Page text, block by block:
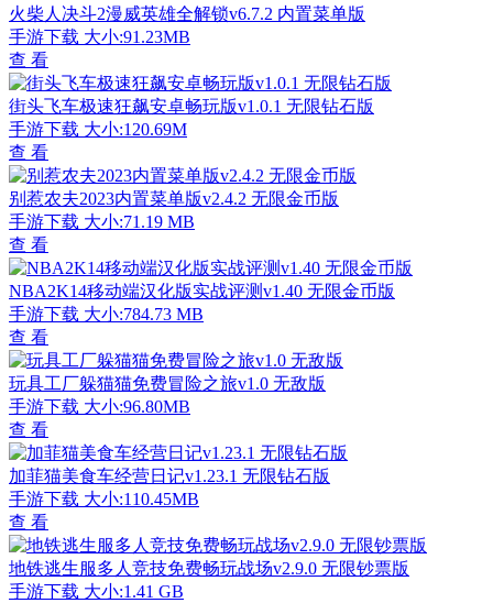
火柴人决斗2漫威英雄全解锁v6.7.2 内置菜单版
手游下载 大小:91.23MB
查 看
街头飞车极速狂飙安卓畅玩版v1.0.1 无限钻石版
手游下载 大小:120.69M
查 看
别惹农夫2023内置菜单版v2.4.2 无限金币版
手游下载 大小:71.19 MB
查 看
NBA2K14移动端汉化版实战评测v1.40 无限金币版
手游下载 大小:784.73 MB
查 看
玩具工厂躲猫猫免费冒险之旅v1.0 无敌版
手游下载 大小:96.80MB
查 看
加菲猫美食车经营日记v1.23.1 无限钻石版
手游下载 大小:110.45MB
查 看
地铁逃生服多人竞技免费畅玩战场v2.9.0 无限钞票版
手游下载 大小:1.41 GB